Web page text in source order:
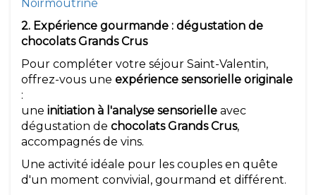
Noirmoutrine
2. Expérience gourmande : dégustation de
chocolats Grands Crus
Pour compléter votre séjour Saint-Valentin,
offrez-vous une expérience sensorielle originale
:
une initiation à l'analyse sensorielle avec
dégustation de chocolats Grands Crus,
accompagnés de vins.
Une activité idéale pour les couples en quête
d'un moment convivial, gourmand et différent.